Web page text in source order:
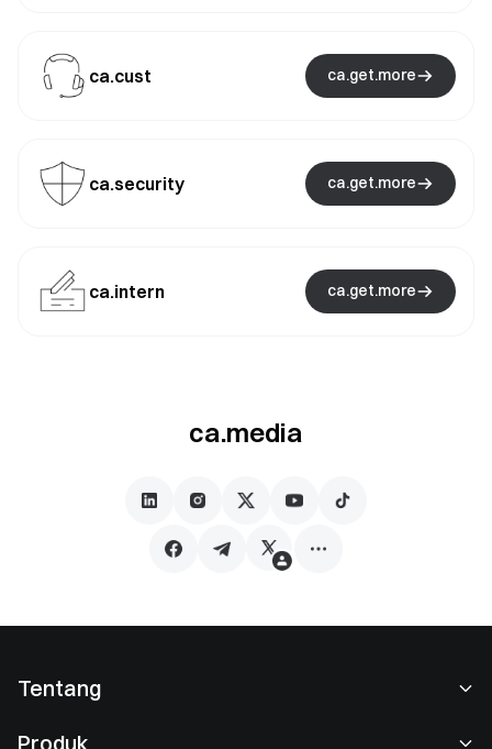
ca.cust ca.get.more
ca.security ca.get.more
ca.intern ca.get.more
ca.media
Tentang
Produk